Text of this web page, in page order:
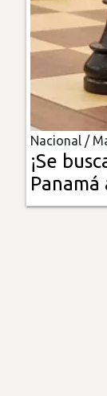
Deportes
Mundo
Insólitas
Multimedia
Impreso
Nacional /
¡Se